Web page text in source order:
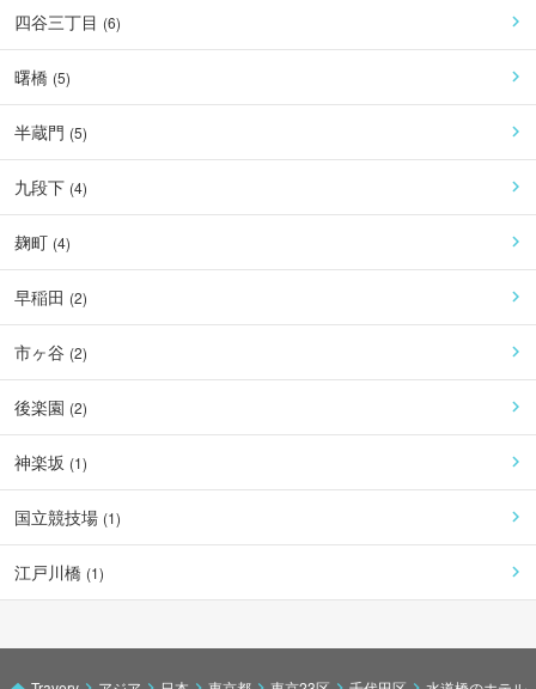
四谷三丁目 (6)
曙橋 (5)
半蔵門 (5)
九段下 (4)
麹町 (4)
早稲田 (2)
市ヶ谷 (2)
後楽園 (2)
神楽坂 (1)
国立競技場 (1)
江戸川橋 (1)